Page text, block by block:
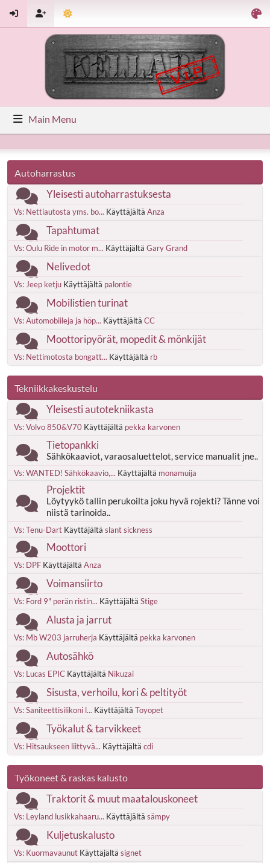
Main Menu
Autoharrastus
Yleisesti autoharrastuksesta
Vs: Nettiautosta yms. bo... Käyttäjältä Anza
Tapahtumat
Vs: Oulu Ride in motor m... Käyttäjältä Gary Grand
Nelivedot
Vs: Jeep ketju Käyttäjältä palontie
Mobilistien turinat
Vs: Automobiileja ja höp... Käyttäjältä CC
Moottoripyörät, mopedit & mönkijät
Vs: Nettimotosta bongatt... Käyttäjältä rb
Tekniikkakeskustelu
Yleisesti autotekniikasta
Vs: Volvo 850&V70 Käyttäjältä pekka karvonen
Tietopankki
Sähkökaaviot, varaosaluettelot, service manualit jne..
Vs: WANTED! Sähkökaavio,... Käyttäjältä monamuija
Projektit
Löytyykö tallin perukoilta joku hyvä rojekti? Tänne voi
niistä tarinoida..
Vs: Tenu-Dart Käyttäjältä slant sickness
Moottori
Vs: DPF Käyttäjältä Anza
Voimansiirto
Vs: Ford 9" perän ristin... Käyttäjältä Stige
Alusta ja jarrut
Vs: Mb W203 jarruherja Käyttäjältä pekka karvonen
Autosähkö
Vs: Lucas EPIC Käyttäjältä Nikuzai
Sisusta, verhoilu, kori & peltityöt
Vs: Saniteettisilikoni l... Käyttäjältä Toyopet
Työkalut & tarvikkeet
Vs: Hitsaukseen liittyvä... Käyttäjältä cdi
Työkoneet & raskas kalusto
Traktorit & muut maatalouskoneet
Vs: Leyland lusikkahaaru... Käyttäjältä sämpy
Kuljetuskalusto
Vs: Kuormavaunut Käyttäjältä signet